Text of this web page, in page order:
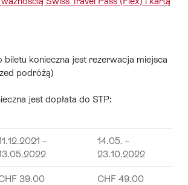
biletu konieczna jest rezerwacja miejsca
podróżą)
jest dopłata do STP:
–
14.05. –
23.10.2022
39.00 CHF 49.00